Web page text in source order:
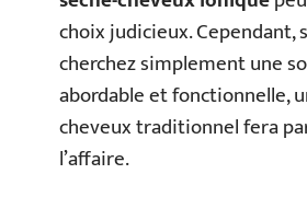
choix judicieux. Cependant,
cherchez simplement une
abordable et fonctionnelle,
cheveux traditionnel fera
l’affaire.